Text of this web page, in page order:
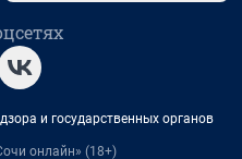
и государственных органов
онлайн» (18+)